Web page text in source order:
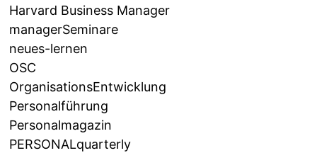
Harvard Business Manager
managerSeminare
neues-lernen
OSC
OrganisationsEntwicklung
Personalführung
Personalmagazin
PERSONALquarterly